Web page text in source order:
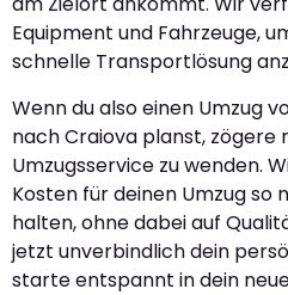
Equipment und Fahrzeuge,
schnelle Transportlösung
Wenn du also einen Umzug
nach Craiova planst, zögere
Umzugsservice zu wenden.
Kosten für deinen Umzug so
halten, ohne dabei auf
jetzt unverbindlich dein
starte entspannt in dein